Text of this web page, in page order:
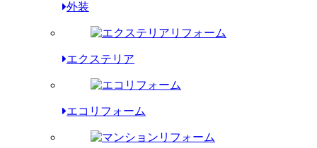
外装
エクステリア
エコリフォーム